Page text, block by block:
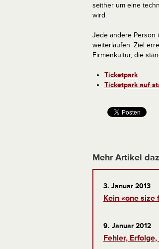
seither um eine
wird.
Jede andere Person
weiterlaufen. Ziel
Firmenkultur, die
Ticketpark
Ticketpark auf
Mehr Artikel
3. Januar 2013
Kein «one
9. Januar 2012
Fehler,